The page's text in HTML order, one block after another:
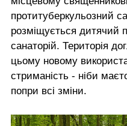
протитуберкульозний
розміщується дитячий
санаторій. Територія
цьому новому
стриманість - ніби
попри всі зміни.